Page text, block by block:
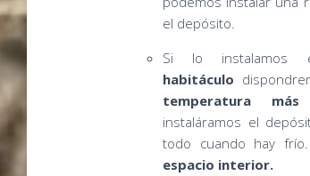
el depósito.
Si lo
habitáculo
temperatura más
instaláramos el
todo cuando hay
espacio interior.